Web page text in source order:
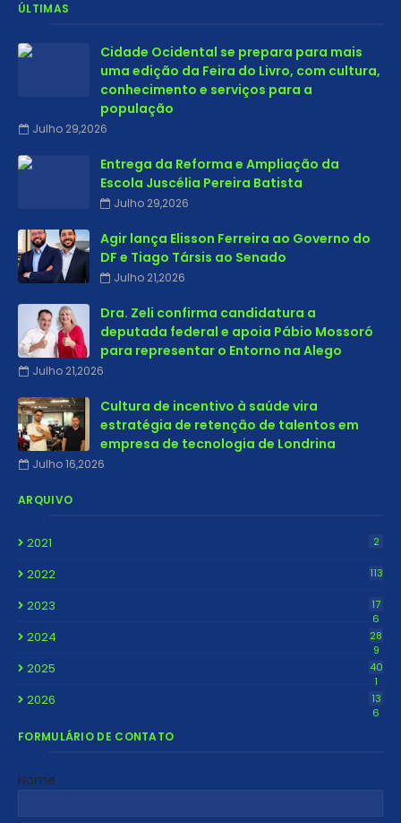
ÚLTIMAS
Cidade Ocidental se prepara para mais
uma edição da Feira do Livro, com cultura,
conhecimento e serviços para a
população
Julho 29,2026
Entrega da Reforma e Ampliação da
Escola Juscélia Pereira Batista
Julho 29,2026
Agir lança Elisson Ferreira ao Governo do
DF e Tiago Társis ao Senado
Julho 21,2026
Dra. Zeli confirma candidatura a
deputada federal e apoia Pábio Mossoró
para representar o Entorno na Alego
Julho 21,2026
Cultura de incentivo à saúde vira
estratégia de retenção de talentos em
empresa de tecnologia de Londrina
Julho 16,2026
ARQUIVO
2021 2
2022 113
2023
17
6
2024
28
9
2025
40
1
2026
13
6
FORMULÁRIO DE CONTATO
Nome